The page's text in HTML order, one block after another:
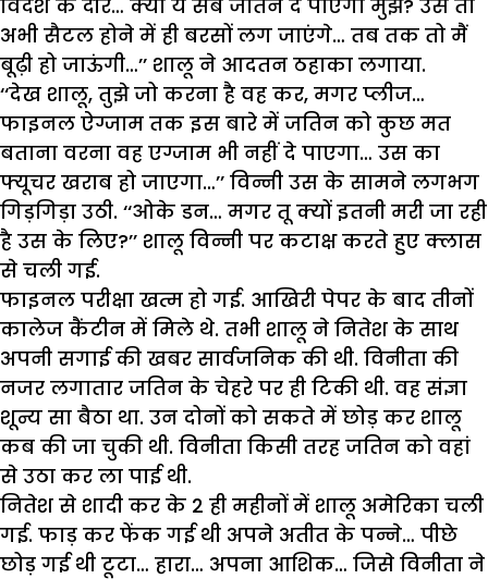
विदेश के दौरे… क्या ये सब जतिन दे पाएगा मुझे? उसे तो
अभी सैटल होने में ही बरसों लग जाएंगे… तब तक तो मैं
बूढ़ी हो जाऊंगी…’’ शालू ने आदतन ठहाका लगाया.
‘‘देख शालू, तुझे जो करना है वह कर, मगर प्लीज…
फाइनल ऐग्जाम तक इस बारे में जतिन को कुछ मत
बताना वरना वह एग्जाम भी नहीं दे पाएगा… उस का
फ्यूचर खराब हो जाएगा…’’ विन्नी उस के सामने लगभग
गिड़गिड़ा उठी. ‘‘ओके डन… मगर तू क्यों इतनी मरी जा रही
है उस के लिए?’’ शालू विन्नी पर कटाक्ष करते हुए क्लास
से चली गई.
फाइनल परीक्षा खत्म हो गई. आखिरी पेपर के बाद तीनों
कालेज कैंटीन में मिले थे. तभी शालू ने नितेश के साथ
अपनी सगाई की खबर सार्वजनिक की थी. विनीता की
नजर लगातार जतिन के चेहरे पर ही टिकी थी. वह संज्ञा
शून्य सा बैठा था. उन दोनों को सकते में छोड़ कर शालू
कब की जा चुकी थी. विनीता किसी तरह जतिन को वहां
से उठा कर ला पाई थी.
नितेश से शादी कर के 2 ही महीनों में शालू अमेरिका चली
गई. फाड़ कर फेंक गई थी अपने अतीत के पन्ने… पीछे
छोड़ गई थी टूटा… हारा… अपना आशिक… जिसे विनीता ने